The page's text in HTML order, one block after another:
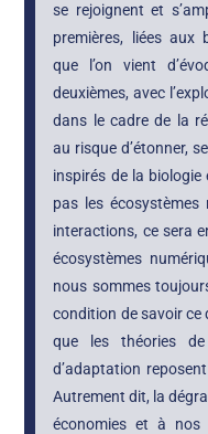
se rejoignent et
premières, liées aux
que l’on vient
deuxièmes, avec
dans le cadre de la
au risque d’étonner,
inspirés de la
pas les écosystèmes
interactions, ce sera
écosystèmes
nous sommes
condition de savoir ce
que les théories de
d’adaptation
Autrement dit, la
économies et à nos